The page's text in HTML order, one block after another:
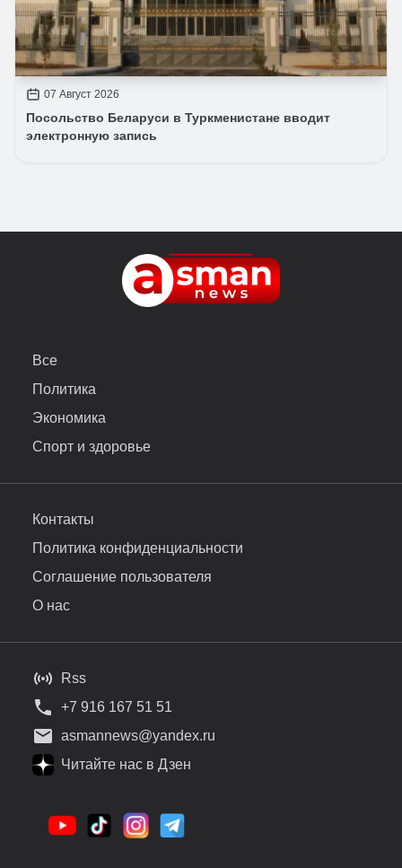
07 Август 2026
Посольство Беларуси в Туркменистане вводит
электронную запись
Все
Политика
Экономика
Спорт и здоровье
Контакты
Политика конфиденциальности
Соглашение пользователя
О нас
Rss
+7 916 167 51 51
asmannews@yandex.ru
Читайте нас в Дзен